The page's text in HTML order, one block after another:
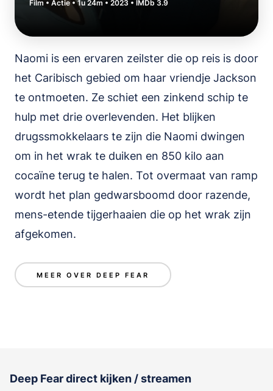
Film • Actie • 1u 24m • 2023 • IMDb 3.9
Naomi is een ervaren zeilster die op reis is door
het Caribisch gebied om haar vriendje Jackson
te ontmoeten. Ze schiet een zinkend schip te
hulp met drie overlevenden. Het blijken
drugssmokkelaars te zijn die Naomi dwingen
om in het wrak te duiken en 850 kilo aan
cocaïne terug te halen. Tot overmaat van ramp
wordt het plan gedwarsboomd door razende,
mens-etende tijgerhaaien die op het wrak zijn
afgekomen.
MEER OVER DEEP FEAR
Deep Fear direct kijken / streamen